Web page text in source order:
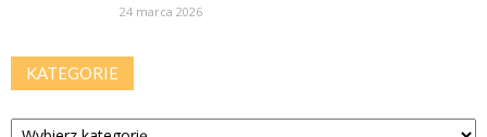
24 marca 2026
KATEGORIE
Kategorie